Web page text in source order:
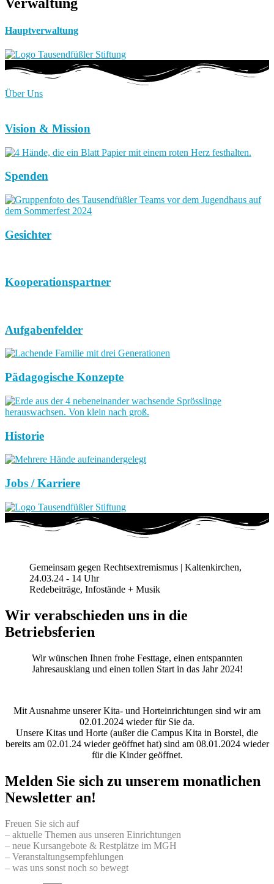
Verwaltung
Hauptverwaltung
Über Uns
Vision & Mission
Spenden
Gesichter
Kooperationspartner
Aufgabenfelder
Pädagogische Konzepte
Historie
Jobs / Karriere
Gemeinsam gegen Rechtsextremismus | Kaltenkirchen,
24.03.24 - 14 Uhr
Redebeiträge, Infostände + Musik
Wir verabschieden uns in die
Betriebsferien
Wir wünschen Ihnen frohe Festtage, einen entspannten
Jahresausklang und einen tollen Start in das Jahr 2024!
Mit Ausnahme unserer Kita- und Horteinrichtungen sind wir am
02.01.2024 wieder für Sie da.
Unsere Kitas und Horte (außer die Campus Kita in Borstel, die
bereits am 02.01.24 wieder geöffnet hat) sind am 08.01.2024 wieder
für die Kinder geöffnet.
Melden Sie sich zu unserem monatlichen
Newsletter an!
Freuen Sie sich auf
– aktuelle Themen aus unseren Einrichtungen
– neue Kursangebote & Restplätze im MGH
– Veranstaltungsempfehlungen
– was uns sonst noch so bewegt